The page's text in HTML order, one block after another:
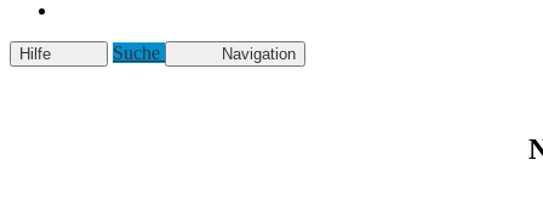
Hilfe Suche Navigation